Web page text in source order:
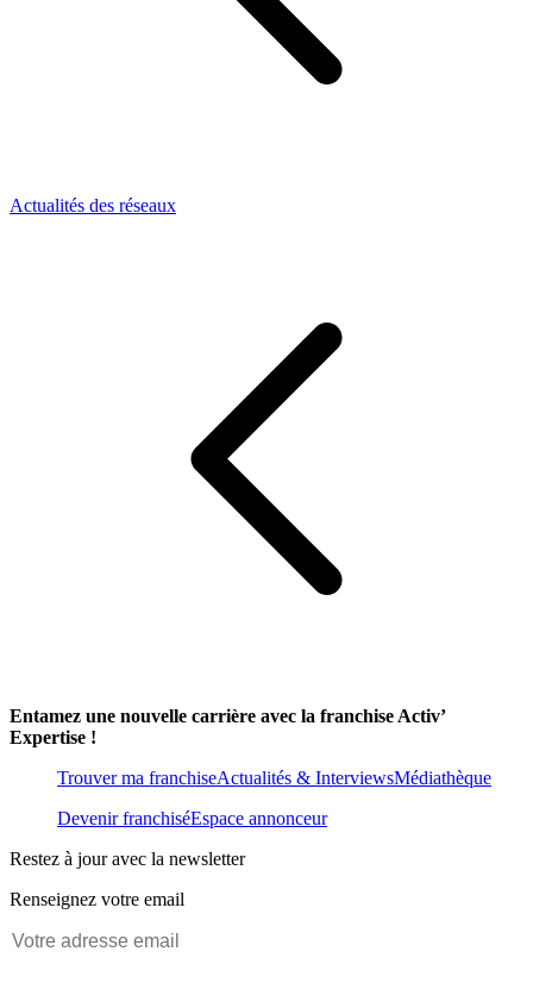
Actualités des réseaux
Entamez une nouvelle carrière avec la franchise Activ’
Expertise !
Trouver ma franchiseActualités & InterviewsMédiathèque
Devenir franchiséEspace annonceur
Restez à jour avec la newsletter
Renseignez votre email